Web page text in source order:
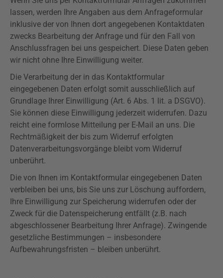
lassen, werden Ihre Angaben aus dem Anfrageformular
inklusive der von Ihnen dort angegebenen Kontaktdaten
zwecks Bearbeitung der Anfrage und für den Fall von
Anschlussfragen bei uns gespeichert. Diese Daten geben
wir nicht ohne Ihre Einwilligung weiter.
Die Verarbeitung der in das Kontaktformular
eingegebenen Daten erfolgt somit ausschließlich auf
Grundlage Ihrer Einwilligung (Art. 6 Abs. 1 lit. a DSGVO).
Sie können diese Einwilligung jederzeit widerrufen. Dazu
reicht eine formlose Mitteilung per E-Mail an uns. Die
Rechtmäßigkeit der bis zum Widerruf erfolgten
Datenverarbeitungsvorgänge bleibt vom Widerruf
unberührt.
Die von Ihnen im Kontaktformular eingegebenen Daten
verbleiben bei uns, bis Sie uns zur Löschung auffordern,
Ihre Einwilligung zur Speicherung widerrufen oder der
Zweck für die Datenspeicherung entfällt (z.B. nach
abgeschlossener Bearbeitung Ihrer Anfrage). Zwingende
gesetzliche Bestimmungen – insbesondere
Aufbewahrungsfristen – bleiben unberührt.